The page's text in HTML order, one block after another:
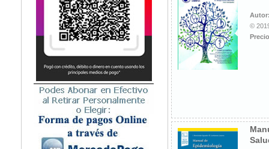
Medicina del Deporte / Rehabilitación
Medicina Emergencias / Urgencias
Medicina Forense / Legal
Medicina General
Medicina Interna
Microbiología
Nefrología
Neonatología / Pediatría
Neumología
Neuroanatomía / Neurociencia
©